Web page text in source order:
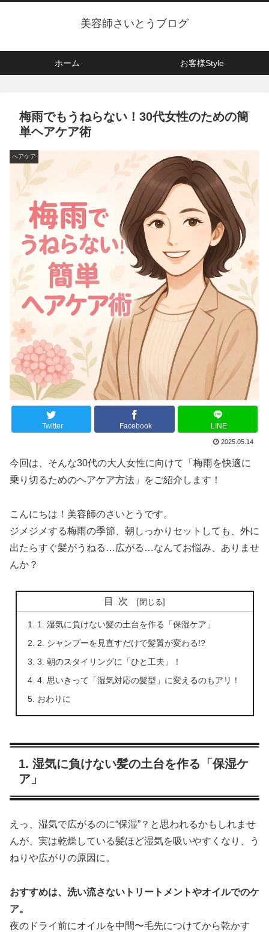
美容師さいとうブログ
ホーム お客様Style
梅雨でもうねらない！30代女性のための簡
単ヘアケア術
ヘアケア
Twitter Facebook LINE
2025.05.14
今回は、そんな30代の大人女性に向けて「梅雨を快適に
乗り切るためのヘアケア方法」をご紹介します！
こんにちは！美容師のさいとうです。
ジメジメする梅雨の季節、朝しっかりセットしても、外に
出たらすぐ髪がうねる…広がる…なんてお悩み、ありませ
んか？
目次
1. 湿気に負けない髪の土台を作る「保湿ケア」
2. シャンプーを見直すだけで髪質が変わる!?
3. 朝のスタイリングに「ひと工夫」！
4. 思いきって「湿気対応の髪型」に変えるのもアリ！
おわりに
1. 湿気に負けない髪の土台を作る「保湿ケ
ア」
えっ、湿気で広がるのに“保湿”？と思われるかもしれませ
んが、実は乾燥している髪ほど湿気を吸いやすくなり、う
ねりや広がりの原因に。
おすすめは、洗い流さないトリートメントやオイルでのケ
ア。
夜のドライ前にオイルを中間〜毛先につけてから乾かす